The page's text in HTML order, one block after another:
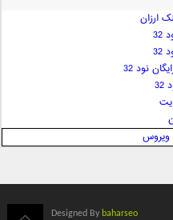
ارزان
32
32
نود 32
ویروس
Designed By baharseo